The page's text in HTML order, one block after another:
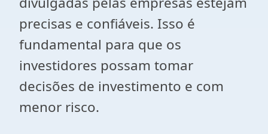
precisas e confiáveis. Isso é
fundamental para que os
investidores possam tomar
decisões de investimento e com
menor risco.